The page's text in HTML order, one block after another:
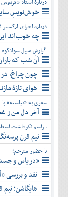
دربارۀ استاد
خوش‌نویسِ
درباره اجرای ارکستر
چه خوب‌اند
گزارشِ سیل سوادکوه
آن شب که
چون چراغ،
هوای تازۀ
سفری به «نیاسته»
آخر دل من ز
مراسم نکوداشت
نیم قرن
با حضور مترجم؛
«دریاس و
نقد و بررسی
هایگاشن؛ نیم